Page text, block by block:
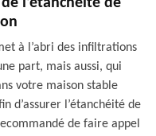
de l’étanchéité de
à l’abri des infiltrations
part, mais aussi, qui
votre maison stable
d’assurer l’étanchéité de
de faire appel